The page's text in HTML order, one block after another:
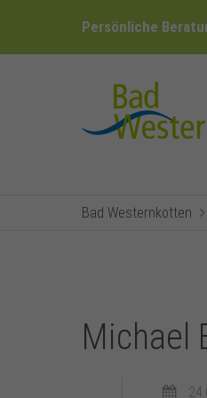
Persönliche
Bad Westernkotten
Michael